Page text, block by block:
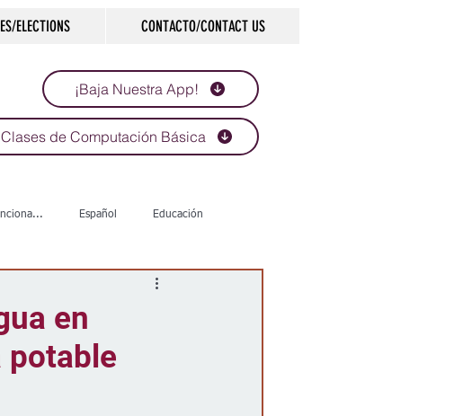
ELECTIONS CONTACTO/CONTACT US
¡Baja Nuestra App!
Clases de Computación Básica
Español Educación
Comunidad Historias que inspiran
en
potable